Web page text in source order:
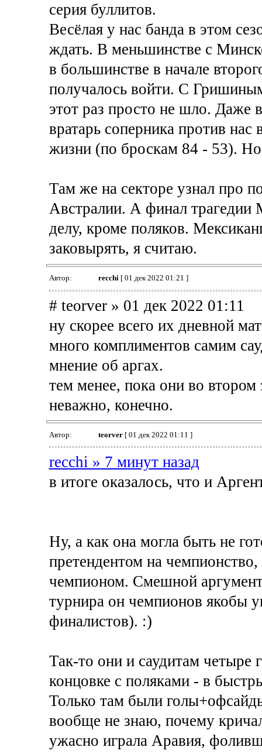
серия буллитов.
Весёлая у нас банда в этом
ждать. В меньшинстве с
в большинстве в начале
получалось войти. С
этот раз просто не шло. Даже
вратарь соперника против
жизни (по броскам 84 - 53).
Там же на секторе узнал про
Австралии. А финал трагедии
делу, кроме поляков.
заковырять, я считаю.
Автор: recchi[ 01 дек 2022 01:21 ]
# teorver » 01 дек 2022 01:11
ну скорее всего их дневной
много комплиментов самим
мнение об аргах.
тем менее, пока они во
неважно, конечно.
Автор: teorver[ 01 дек 2022 01:11 ]
recchi » 7 минут назад
в итоге оказалось, что и
Ну, а как она могла быть не
претендентом на
чемпионом. Смешной
турнира он чемпионов якобы
финалистов). :)
Так-то они и саудитам четыре
концовке с поляками - в
Только там были
вообще не знаю, почему
ужасно играла Аравия,